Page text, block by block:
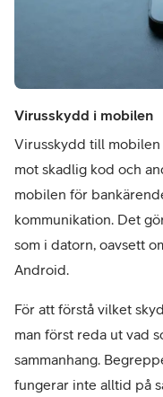
Virusskydd i mobilen
Virusskydd till
mot skadlig kod och
mobilen för
kommunikation. Det
som i datorn, oavsett
Android.
För att förstå vilket
man först reda ut vad
sammanhang.
fungerar inte alltid på